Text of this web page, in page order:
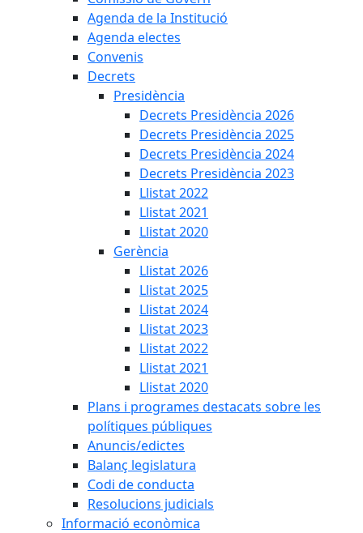
Agenda de la Institució
Agenda electes
Convenis
Decrets
Presidència
Decrets Presidència 2026
Decrets Presidència 2025
Decrets Presidència 2024
Decrets Presidència 2023
Llistat 2022
Llistat 2021
Llistat 2020
Gerència
Llistat 2026
Llistat 2025
Llistat 2024
Llistat 2023
Llistat 2022
Llistat 2021
Llistat 2020
Plans i programes destacats sobre les
polítiques públiques
Anuncis/edictes
Balanç legislatura
Codi de conducta
Resolucions judicials
Informació econòmica